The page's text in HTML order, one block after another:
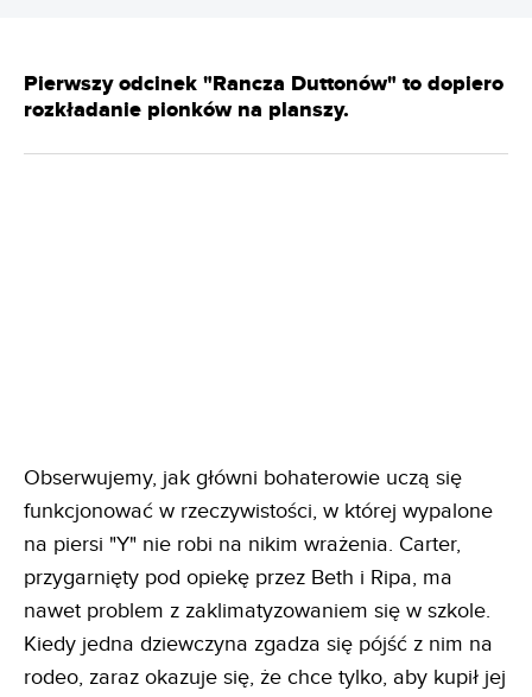
Pierwszy odcinek "Rancza Duttonów" to dopiero
rozkładanie pionków na planszy.
Obserwujemy, jak główni bohaterowie uczą się
funkcjonować w rzeczywistości, w której wypalone
na piersi "Y" nie robi na nikim wrażenia. Carter,
przygarnięty pod opiekę przez Beth i Ripa, ma
nawet problem z zaklimatyzowaniem się w szkole.
Kiedy jedna dziewczyna zgadza się pójść z nim na
rodeo, zaraz okazuje się, że chce tylko, aby kupił jej